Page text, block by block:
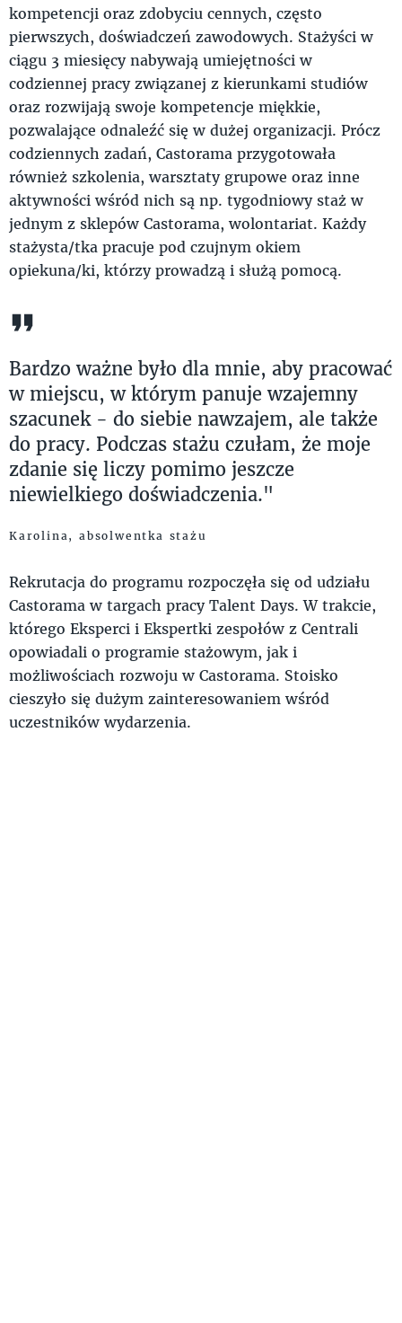
kompetencji oraz zdobyciu cennych, często
pierwszych, doświadczeń zawodowych. Stażyści w
ciągu 3 miesięcy nabywają umiejętności w
codziennej pracy związanej z kierunkami studiów
oraz rozwijają swoje kompetencje miękkie,
pozwalające odnaleźć się w dużej organizacji. Prócz
codziennych zadań, Castorama przygotowała
również szkolenia, warsztaty grupowe oraz inne
aktywności wśród nich są np. tygodniowy staż w
jednym z sklepów Castorama, wolontariat. Każdy
stażysta/tka pracuje pod czujnym okiem
opiekuna/ki, którzy prowadzą i służą pomocą.
Bardzo ważne było dla mnie, aby pracować
w miejscu, w którym panuje wzajemny
szacunek - do siebie nawzajem, ale także
do pracy. Podczas stażu czułam, że moje
zdanie się liczy pomimo jeszcze
niewielkiego doświadczenia."
Karolina, absolwentka stażu
Rekrutacja do programu rozpoczęła się od udziału
Castorama w targach pracy Talent Days. W trakcie,
którego Eksperci i Ekspertki zespołów z Centrali
opowiadali o programie stażowym, jak i
możliwościach rozwoju w Castorama. Stoisko
cieszyło się dużym zainteresowaniem wśród
uczestników wydarzenia.